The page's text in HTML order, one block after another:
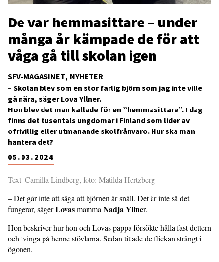
SFV-MAGASINET NYHETER
De var hemmasittare – under
många år kämpade de för att
våga gå till skolan igen
05.03.2024
– Skolan blev som en stor farlig björn som jag inte ville
gå nära, säger Lova Yllner.
Hon blev det man kallade för en ”hemmasittare”. I dag
finns det tusentals ungdomar i Finland som lider av
ofrivillig eller utmanande skolfrånvaro. Hur ska man
hantera det?
Text: Camilla Lindberg, foto: Matilda Hertzberg
– Det går inte att säga att björnen är snäll. Det är inte så det
fungerar, sägerLovasmamma Nadja Yllner.
Hon beskriver hur hon och Lovas pappa försökte hålla fast dottern
och tvinga på henne stövlarna. Sedan tittade de flickan strängt i
ögonen.